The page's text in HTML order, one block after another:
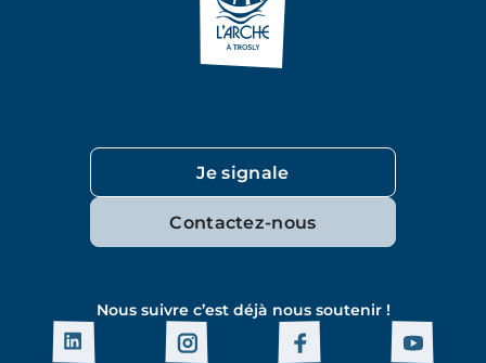
Je signale
Contactez-nous
Nous suivre c’est déjà nous soutenir !